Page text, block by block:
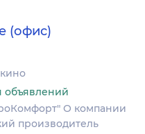
(офис)
объявлений
О компании
производитель